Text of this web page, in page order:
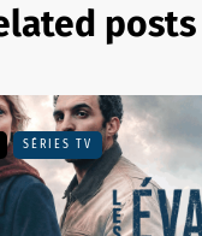
posts
SÉRIES TV